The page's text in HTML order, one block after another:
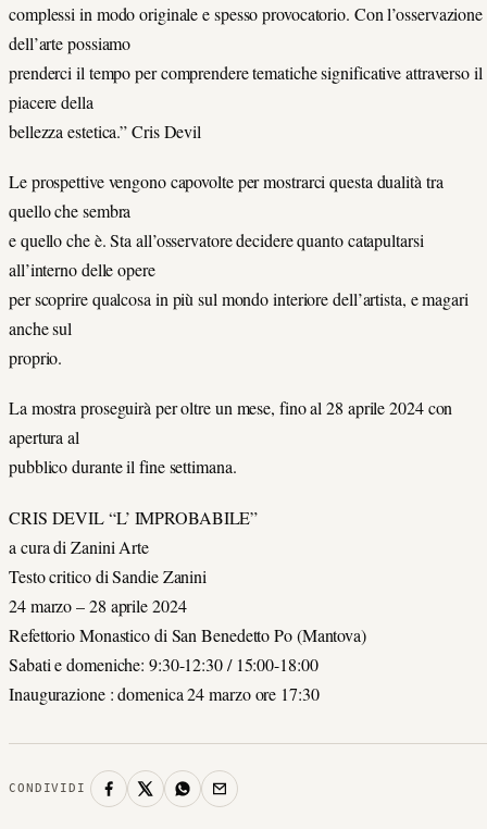
complessi in modo originale e spesso provocatorio. Con l’osservazione
dell’arte possiamo
prenderci il tempo per comprendere tematiche significative attraverso il
piacere della
bellezza estetica.” Cris Devil
Le prospettive vengono capovolte per mostrarci questa dualità tra
quello che sembra
e quello che è. Sta all’osservatore decidere quanto catapultarsi
all’interno delle opere
per scoprire qualcosa in più sul mondo interiore dell’artista, e magari
anche sul
proprio.
La mostra proseguirà per oltre un mese, fino al 28 aprile 2024 con
apertura al
pubblico durante il fine settimana.
CRIS DEVIL “L’ IMPROBABILE”
a cura di Zanini Arte
Testo critico di Sandie Zanini
24 marzo – 28 aprile 2024
Refettorio Monastico di San Benedetto Po (Mantova)
Sabati e domeniche: 9:30-12:30 / 15:00-18:00
Inaugurazione : domenica 24 marzo ore 17:30
CONDIVIDI